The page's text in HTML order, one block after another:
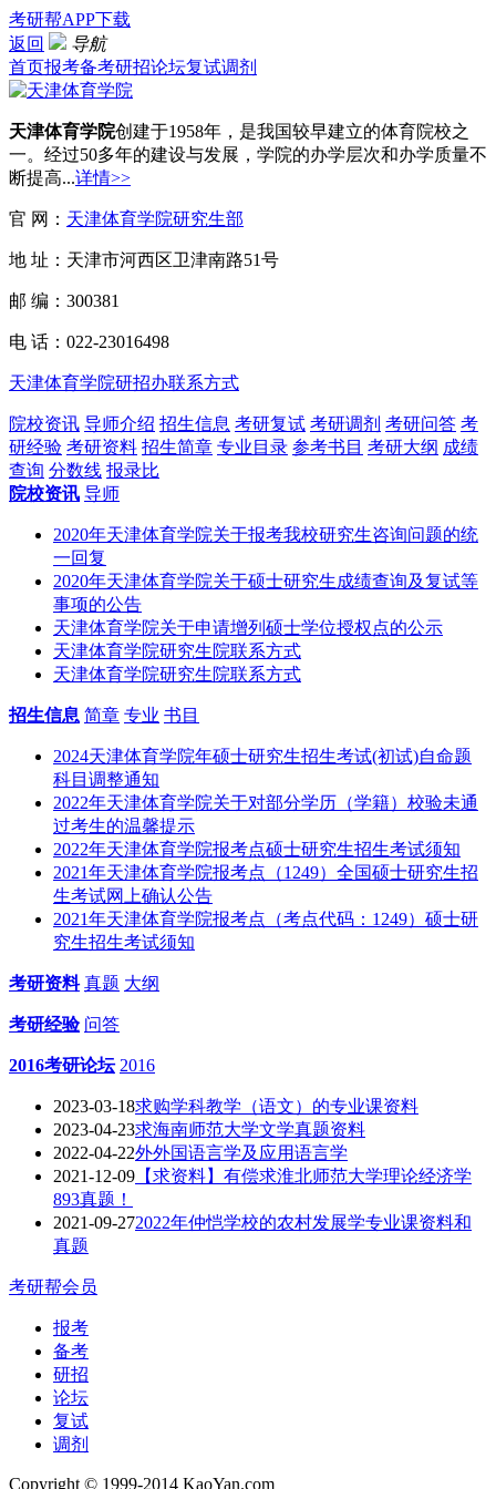
考研帮APP下载
返回
导航
首页报考备考研招论坛复试调剂
天津体育学院创建于1958年，是我国较早建立的体育院校之
一。经过50多年的建设与发展，学院的办学层次和办学质量不
断提高...详情>>
官 网： 天津体育学院研究生部
地 址：天津市河西区卫津南路51号
邮 编：300381
电 话：022-23016498
天津体育学院研招办联系方式
院校资讯 导师介绍 招生信息 考研复试 考研调剂 考研问答 考
研经验 考研资料 招生简章 专业目录 参考书目 考研大纲 成绩
查询 分数线 报录比
院校资讯 导师
2020年天津体育学院关于报考我校研究生咨询问题的统
一回复
2020年天津体育学院关于硕士研究生成绩查询及复试等
事项的公告
天津体育学院关于申请增列硕士学位授权点的公示
天津体育学院研究生院联系方式
天津体育学院研究生院联系方式
招生信息 简章 专业 书目
2024天津体育学院年硕士研究生招生考试(初试)自命题
科目调整通知
2022年天津体育学院关于对部分学历（学籍）校验未通
过考生的温馨提示
2022年天津体育学院报考点硕士研究生招生考试须知
2021年天津体育学院报考点（1249）全国硕士研究生招
生考试网上确认公告
2021年天津体育学院报考点（考点代码：1249）硕士研
究生招生考试须知
考研资料 真题 大纲
考研经验 问答
2016考研论坛 2016
2023-03-18求购学科教学（语文）的专业课资料
2023-04-23求海南师范大学文学真题资料
2022-04-22外外国语言学及应用语言学
2021-12-09 【求资料】有偿求淮北师范大学理论经济学
893真题！
2021-09-272022年仲恺学校的农村发展学专业课资料和
真题
考研帮会员
报考
备考
研招
论坛
复试
调剂
Copyright © 1999-2014 KaoYan.com